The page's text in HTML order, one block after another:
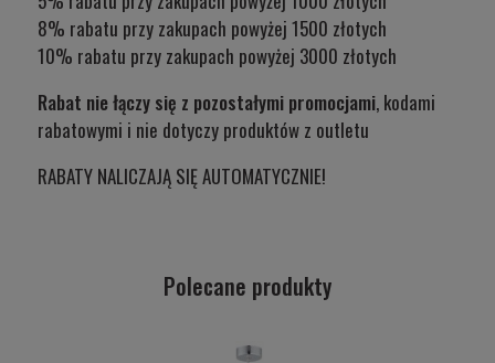
8% rabatu przy zakupach powyżej 1500 złotych
10% rabatu przy zakupach powyżej 3000 złotych
Rabat nie łączy się z pozostałymi promocjami, kodami
rabatowymi i nie dotyczy produktów z outletu
RABATY NALICZAJĄ SIĘ AUTOMATYCZNIE!
Polecane produkty